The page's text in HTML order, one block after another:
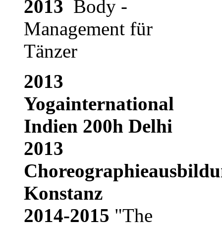
2013 Body -
Management für
Tänzer
2013
Yogainternational
Indien 200h Delhi
2013
Konstanz
2014-2015 "The